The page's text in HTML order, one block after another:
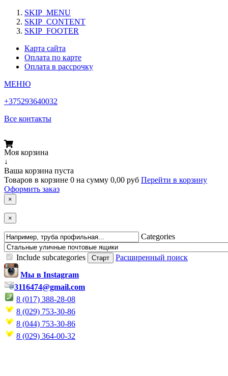
SKIP_MENU
SKIP_CONTENT
SKIP_FOOTER
Карта сайта
Оплата по карте
Оплата в рассрочку
МЕНЮ
+375293640032
Все контакты
Моя корзина
↓
Ваша корзина пуста
Товаров в корзине 0 на сумму 0,00 руб Перейти в корзину
Оформить заказ
×
×
Categories
Include subcategories
Расширенный поиск
Мы в Instagram
3116474@gmail.com
8 (017) 388-28-08
8 (029) 753-30-86
8 (044) 753-30-86
8 (029) 364-00-32